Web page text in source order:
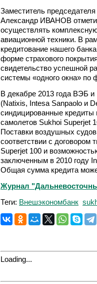
Заместитель
Александр ИВАНОВ
осуществлять
авиационной техники. В
кредитование нашего
форме страхового
свидетельство успешной
системы «одного окна» по
В декабре 2013 года ВЭБ
(Natixis, Intesa Sanpaolo и
синдицированные кредиты
самолетов Sukhoi Superjet
Поставки воздушных
соответствии с договором
Superjet 100 и
заключенным в 2010 году
Общая сумма кредита
Журнал
Теги: Внешэкономбанк
Loading...